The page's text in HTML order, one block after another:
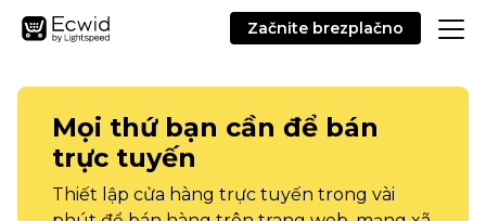
Začnite brezplačno
Mọi thứ bạn cần để bán
trực tuyến
Thiết lập cửa hàng trực tuyến trong vài